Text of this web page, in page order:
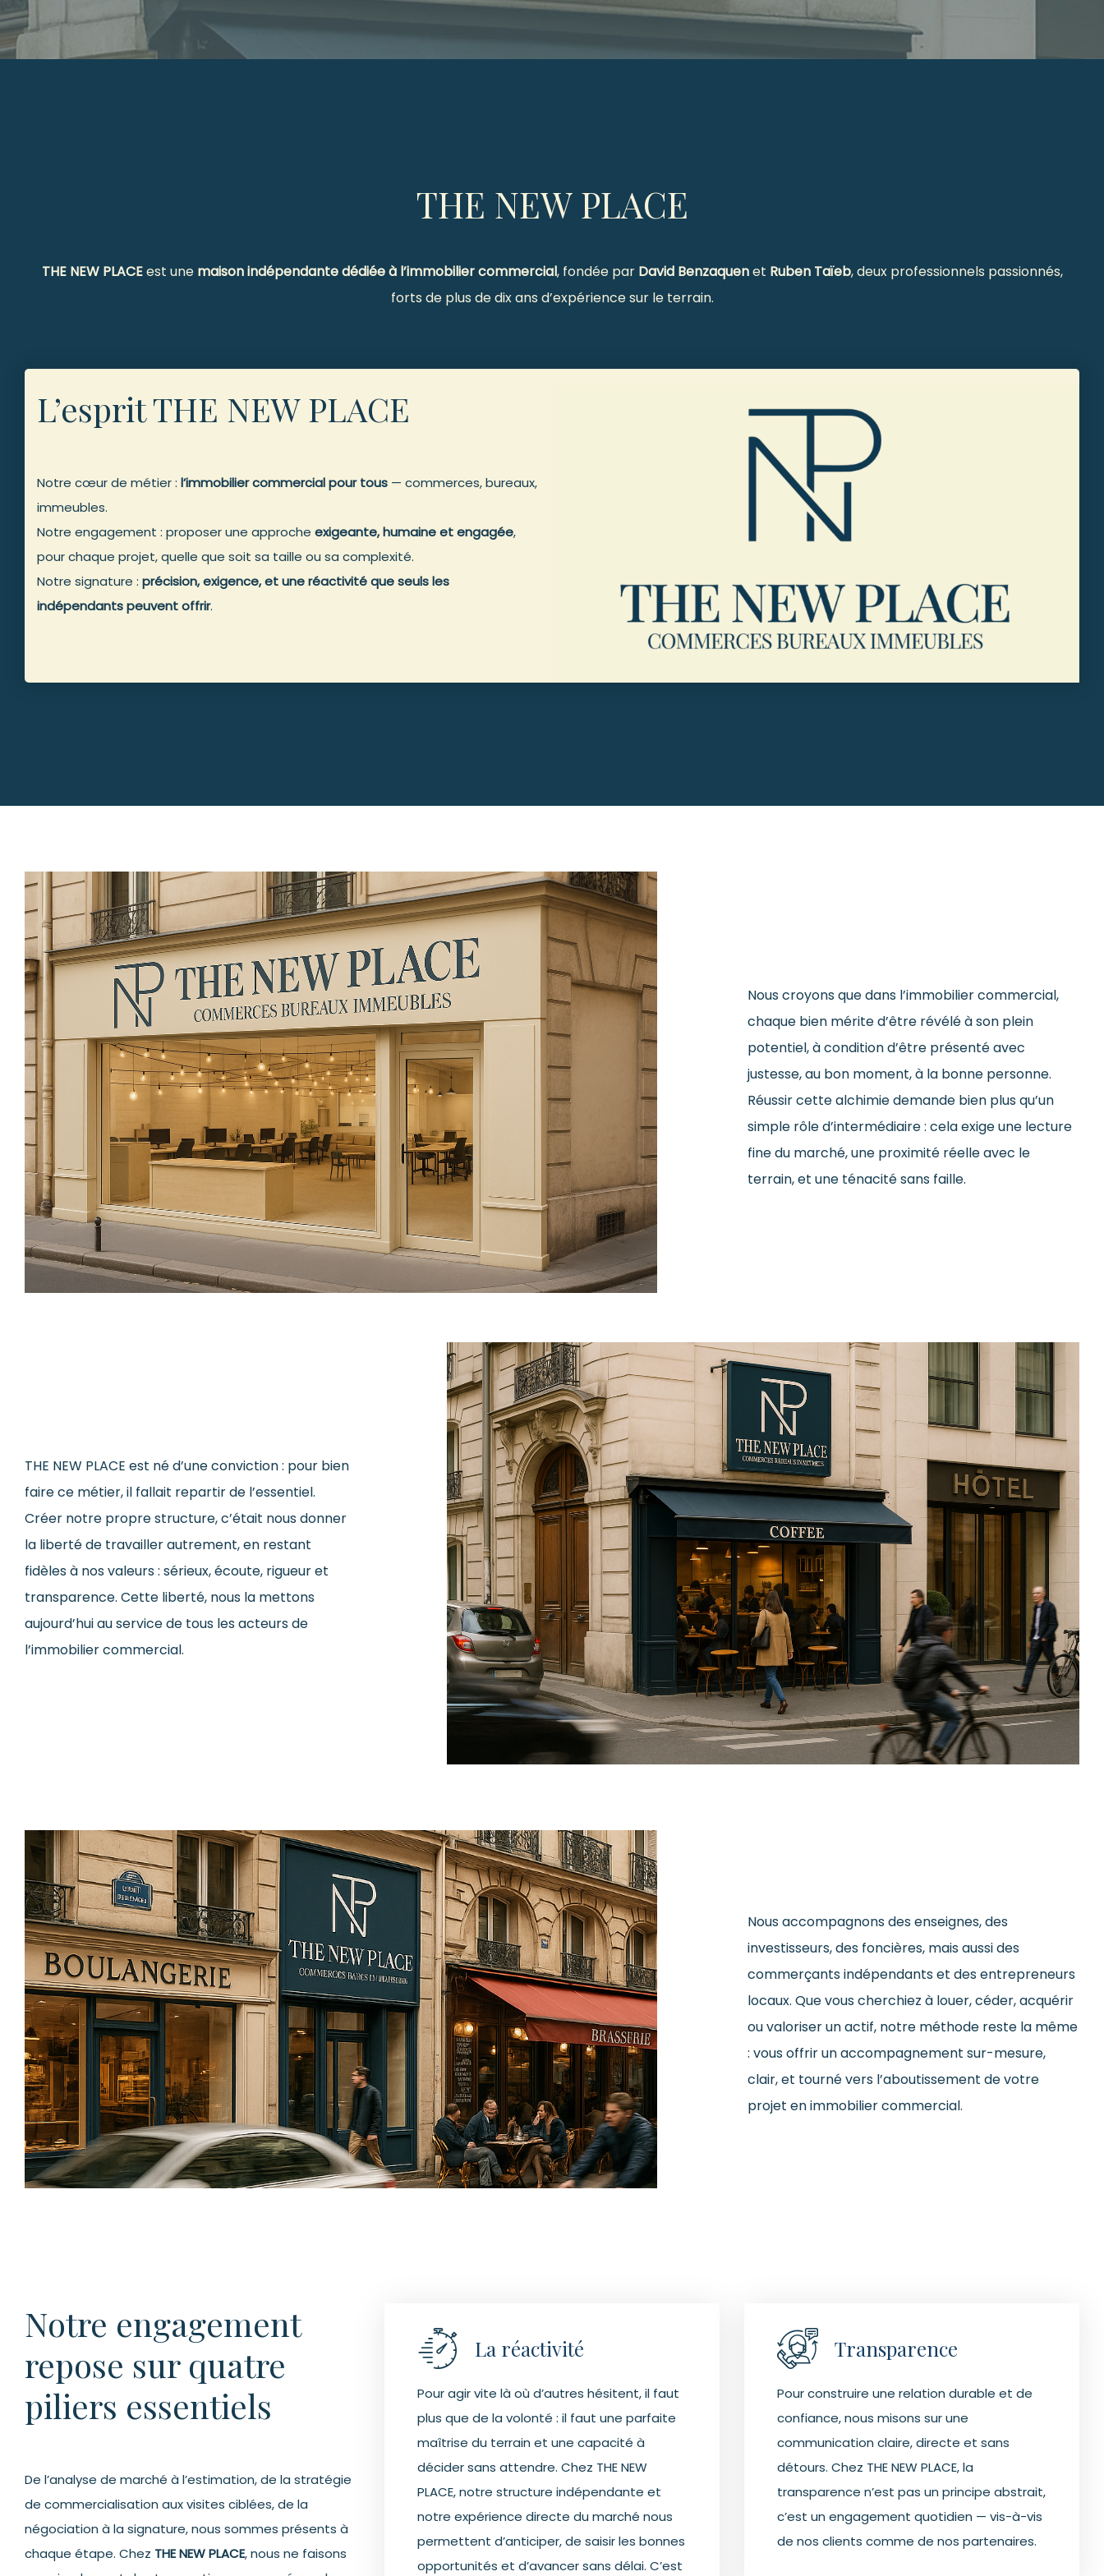
THE NEW PLACE
THE NEW PLACEest une maison indépendante dédiée à l’immobilier commercial, fondée par David Benzaquenet Ruben Taïeb, deux professionnels passionnés,
forts de plus de dix ans d’expérience sur le terrain.
L’esprit THE NEW PLACE
Notre cœur de métier : l’immobilier commercial pour tous — commerces, bureaux,
immeubles.
Notre engagement : proposer une approche exigeante, humaine et engagée,
pour chaque projet, quelle que soit sa taille ou sa complexité.
Notre signature : précision, exigence, et une réactivité que seuls les
indépendants peuvent offrir.
Nous croyons que dans l’immobilier commercial,
chaque bien mérite d’être révélé à son plein
potentiel, à condition d’être présenté avec
justesse, au bon moment, à la bonne personne.
Réussir cette alchimie demande bien plus qu’un
simple rôle d’intermédiaire : cela exige une lecture
fine du marché, une proximité réelle avec le
terrain, et une ténacité sans faille.
THE NEW PLACE est né d’une conviction : pour bien
faire ce métier, il fallait repartir de l’essentiel.
Créer notre propre structure, c’était nous donner
la liberté de travailler autrement, en restant
fidèles à nos valeurs : sérieux, écoute, rigueur et
transparence. Cette liberté, nous la mettons
aujourd’hui au service de tous les acteurs de
l’immobilier commercial.
Nous accompagnons des enseignes, des
investisseurs, des foncières, mais aussi des
commerçants indépendants et des entrepreneurs
locaux. Que vous cherchiez à louer, céder, acquérir
ou valoriser un actif, notre méthode reste la même
: vous offrir un accompagnement sur-mesure,
clair, et tourné vers l’aboutissement de votre
projet en immobilier commercial.
Notre engagement
repose sur quatre
piliers essentiels
De l’analyse de marché à l’estimation, de la stratégie
de commercialisation aux visites ciblées, de la
négociation à la signature, nous sommes présents à
chaque étape. Chez THE NEW PLACE, nous ne faisons
La réactivité
Pour agir vite là où d’autres hésitent, il faut
plus que de la volonté : il faut une parfaite
maîtrise du terrain et une capacité à
décider sans attendre. Chez THE NEW
PLACE, notre structure indépendante et
notre expérience directe du marché nous
permettent d’anticiper, de saisir les bonnes
opportunités et d’avancer sans délai. C’est
Transparence
Pour construire une relation durable et de
confiance, nous misons sur une
communication claire, directe et sans
détours. Chez THE NEW PLACE, la
transparence n’est pas un principe abstrait,
c’est un engagement quotidien — vis-à-vis
de nos clients comme de nos partenaires.